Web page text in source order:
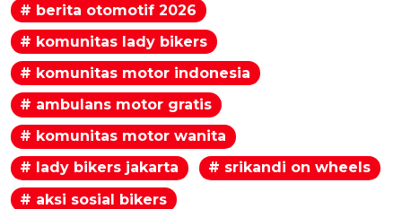
# berita otomotif 2026
# komunitas lady bikers
# komunitas motor indonesia
# ambulans motor gratis
# komunitas motor wanita
# lady bikers jakarta
# srikandi on wheels
# aksi sosial bikers